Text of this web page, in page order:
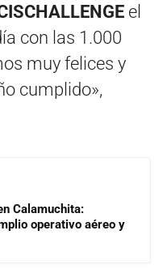
el
con las 1.000
muy felices y
cumplido»,
Calamuchita:
operativo aéreo y